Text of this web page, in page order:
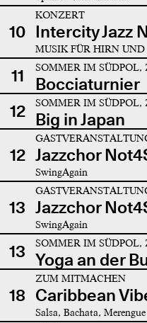
10
KONZERT
Intercity Jazz
MUSIK FÜR HIRN UND
11 SOMMER IM
Bocciaturnier
12
SOMMER IM
Big in Japan
12 Jazzchor
SwingAgain
13 Jazzchor
SwingAgain
13 SOMMER IM
Yoga an der
18
ZUM MITMACHEN
Caribbean
Salsa, Bachata, Merengue